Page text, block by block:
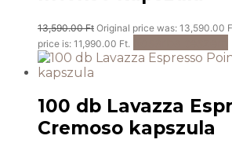
13,590.00Ft Original price was: 13,590.00
price is: 11,990.00 Ft.
100 db Lavazza
Cremoso kapszula